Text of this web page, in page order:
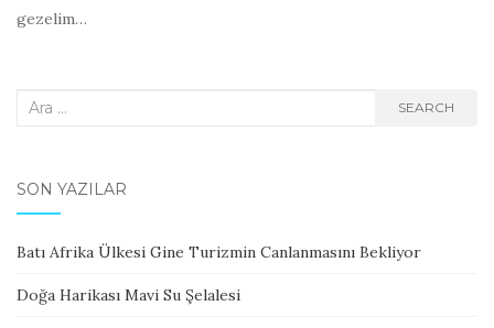
gezelim…
Search
SEARCH
SON YAZILAR
Batı Afrika Ülkesi Gine Turizmin Canlanmasını Bekliyor
Doğa Harikası Mavi Su Şelalesi